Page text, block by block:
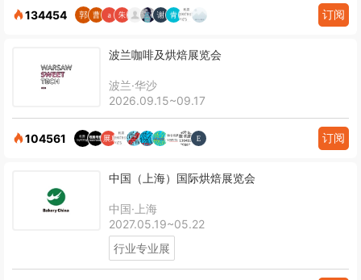
134454 订阅
波兰咖啡及烘焙展览会
波兰·华沙
2026.09.15~09.17
104561 订阅
中国（上海）国际烘焙展览会
中国·上海
2027.05.19~05.22
行业专业展